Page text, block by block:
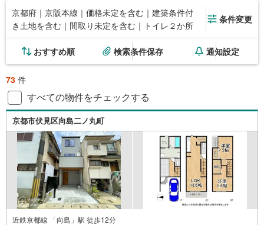
京都府｜京阪本線｜価格未定を含む｜建築条件付
き土地を含む｜間取り未定を含む｜トイレ２か所
条件変更
おすすめ順 検索条件保存 通知設定
73 件
すべての物件をチェックする
京都市伏見区向島二ノ丸町
近鉄京都線 「向島」駅 徒歩12分